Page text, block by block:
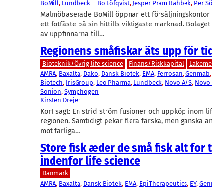
BoMill, Lundbeck Bo Löfqvist, Jesper Pram Rahbek, Per
Malmöbaserade BoMill öppnar ett försäljningskontor
ett fotfäste på sin hittills viktigaste marknad. Bolaget
av uppfinnarna till…
Regionens småfiskar äts upp för
Bioteknik/Övrig life science Finans/Riskkapital
AMRA, Baxalta, Dako, Dansk Biotek, EMA, Ferrosan, Genmab,
Biotech, IrisGroup, Leo Pharma, Lundbeck, Novo A/S, Novo
Sonion, Symphogen
Kirsten Drejer
Kort sagt: En strid ström fusioner och uppköp inom
regionen. Samtidigt pekar flera färska, men ganska
mot farliga…
Store fisk æder de små fisk alt for
indenfor life science
Danmark
AMRA, Baxalta, Dansk Biotek, EMA, EpiTherapeutics, EY,